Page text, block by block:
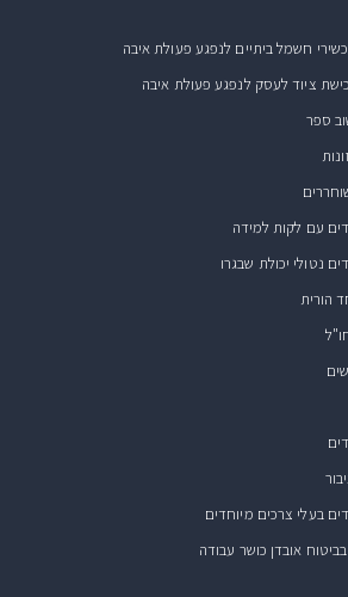
חשמל ביתיים לנפגע פעולת איבה
ציוד לעסק לנפגע פעולת איבה
ספר
עם לקות למידה
נטולי יכולת שבגרו
הורית
בעלי צרכים מיוחדים
אובדן כושר עבודה